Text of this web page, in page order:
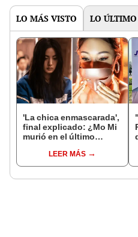
LO MÁS VISTO LO ÚLTIMO
'La chica enmascarada',
final explicado: ¿Mo Mi
murió en el último
Netflix? [RESUMEN]
LEER MÁS